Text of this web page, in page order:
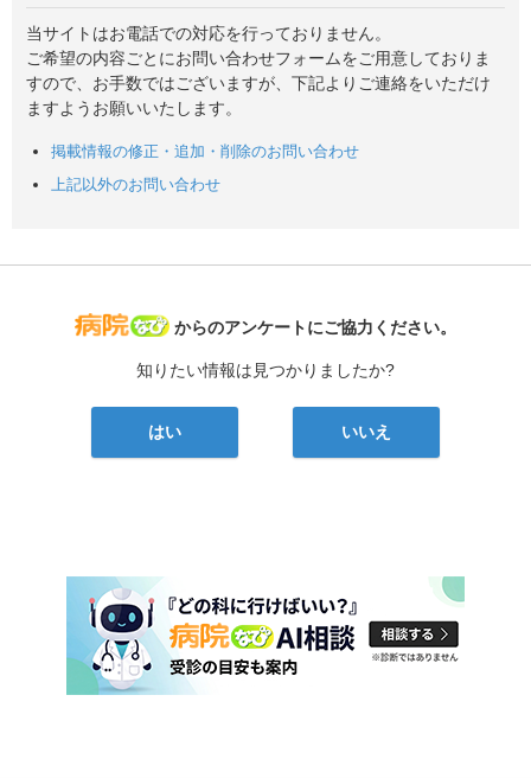
当サイトはお電話での対応を行っておりません。
ご希望の内容ごとにお問い合わせフォームをご用意しておりま
すので、お手数ではございますが、下記よりご連絡をいただけ
ますようお願いいたします。
掲載情報の修正・追加・削除のお問い合わせ
上記以外のお問い合わせ
病院なび
からのアンケートにご協力ください。
知りたい情報は見つかりましたか?
はい いいえ